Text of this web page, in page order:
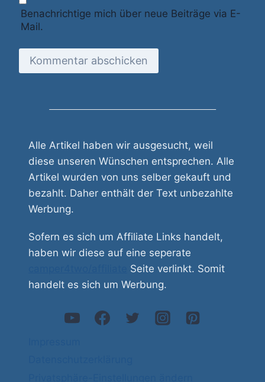
Benachrichtige mich über neue Beiträge via E-
Mail.
Alle Artikel haben wir ausgesucht, weil
diese unseren Wünschen entsprechen. Alle
Artikel wurden von uns selber gekauft und
bezahlt. Daher enthält der Text unbezahlte
Werbung.
Sofern es sich um Affiliate Links handelt,
haben wir diese auf eine seperate
Seite verlinkt. Somit
handelt es sich um Werbung.